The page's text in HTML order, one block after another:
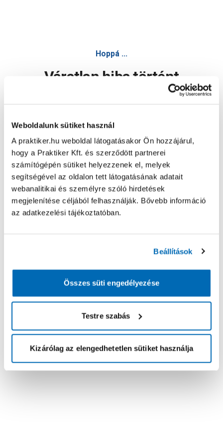
Weboldalunk sütiket használ
A praktiker.hu weboldal látogatásakor Ön hozzájárul,
hogy a Praktiker Kft. és szerződött partnerei
számítógépén sütiket helyezzenek el, melyek
segítségével az oldalon tett látogatásának adatait
webanalitikai és személyre szóló hirdetések
megjelenítése céljából felhasználják. Bővebb információ
az adatkezelési tájékoztatóban.
Beállítások
Összes süti engedélyezése
Testre szabás
Kizárólag az elengedhetetlen sütiket használja
Hoppá ...
Váratlan hiba történt
Oldal újratöltése